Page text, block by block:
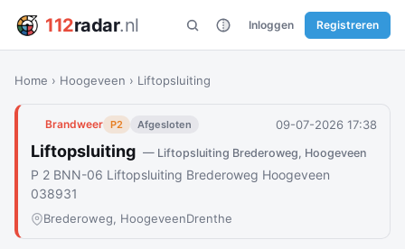
112radar.nl Inloggen Registreren
Home › Hoogeveen › Liftopsluiting
Brandweer P2 Afgesloten 09-07-2026 17:38
Liftopsluiting — Liftopsluiting Brederoweg, Hoogeveen
P 2 BNN-06 Liftopsluiting Brederoweg Hoogeveen
038931
Brederoweg, HoogeveenDrenthe